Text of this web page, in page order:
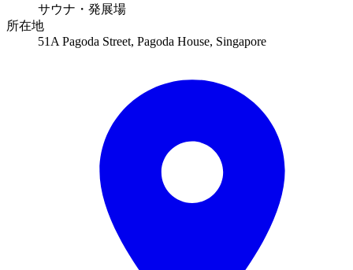
サウナ・発展場
所在地
51A Pagoda Street, Pagoda House, Singapore